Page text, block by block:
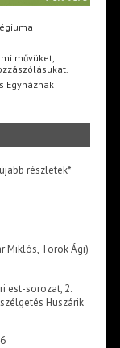
művüket,
Egyháznak
részletek*
Miklós, Török Ági)
est-sorozat, 2.
Huszárik